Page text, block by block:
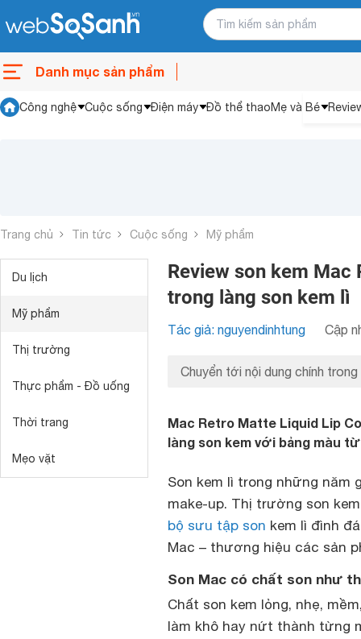
Danh mục sản phẩm
Công nghệ Cuộc sống Điện máy Đồ thể thaoMẹ và Bé
Trang chủ Tin tức Cuộc sống Mỹ phẩm
Du lịch
Mỹ phẩm
Thị trường
Thực phẩm - Đồ uống
Thời trang
Mẹo vặt
Review son kem
trong làng son kem lì
Tác giả: nguyendinhtung Cập
Chuyển tới nội dung chính trong
Mac Retro Matte Liquid Lip
làng son kem với bảng màu
Son kem lì trong những năm
make-up. Thị trường son
bộ sưu tập son kem lì đình
Mac – thương hiệu các sản
Son Mac có chất son như
Chất son kem lỏng, nhẹ,
làm khô hay nứt thành từng